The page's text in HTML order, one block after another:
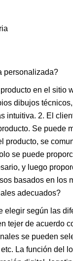
personalizada?
en el sitio
dibujos
intuitiva. 2. El
Se puede
producto, se
se puede
y luego
basados ​​en los
adecuados?
elegir según las
tejer de acuerdo
se pueden
La función del